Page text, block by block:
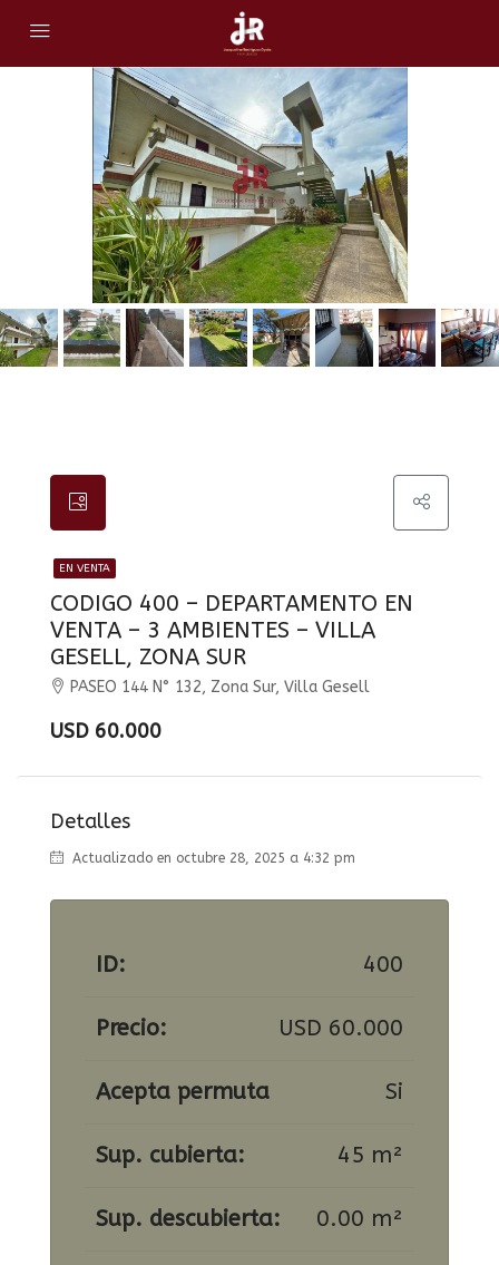
EN VENTA
CODIGO 400 – DEPARTAMENTO EN
VENTA – 3 AMBIENTES – VILLA
GESELL, ZONA SUR
PASEO 144 N° 132, Zona Sur, Villa Gesell
USD 60.000
Detalles
Actualizado en octubre 28, 2025 a 4:32 pm
ID: 400
Precio: USD 60.000
Acepta permuta Si
Sup. cubierta: 45 m²
Sup. descubierta: 0.00 m²